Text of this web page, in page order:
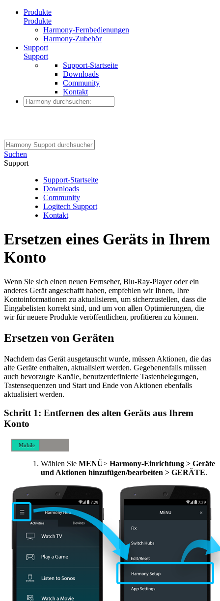
Produkte
Produkte
Harmony-Fernbedienungen
Harmony-Zubehör
Support
Support
Support-Startseite
Downloads
Community
Kontakt
Suchen
Support
Support-Startseite
Downloads
Community
Logitech Support
Kontakt
Ersetzen eines Geräts in Ihrem
Konto
Wenn Sie sich einen neuen Fernseher, Blu-Ray-Player oder ein
anderes Gerät angeschafft haben, empfehlen wir Ihnen, Ihre
Kontoinformationen zu aktualisieren, um sicherzustellen, dass die
Eingabelisten korrekt sind, und um von allen Optimierungen, die
wir für neuere Produkte veröffentlichen, profitieren zu können.
Ersetzen von Geräten
Nachdem das Gerät ausgetauscht wurde, müssen Aktionen, die das
alte Geräte enthalten, aktualisiert werden. Gegebenenfalls müssen
auch bevorzugte Kanäle, benutzerdefinierte Tastenbelegungen,
Tastensequenzen und Start und Ende von Aktionen ebenfalls
aktualisiert werden.
Schritt 1: Entfernen des alten Geräts aus Ihrem
Konto
Mobile
Wählen Sie MENÜ> Harmony-Einrichtung > Geräte
und Aktionen hinzufügen/bearbeiten > GERÄTE.